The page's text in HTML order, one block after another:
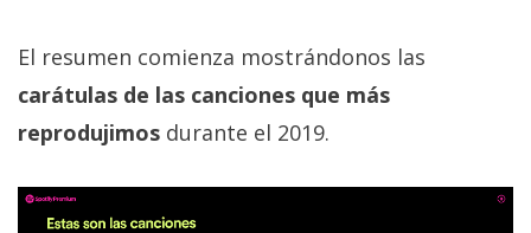
comunicación
digital donde
encontrarás
todas las
noticias sobre
ordenadores,
apps,
El resumen comienza mostrándonos las
carátulas de las canciones que más
reprodujimos durante el 2019.